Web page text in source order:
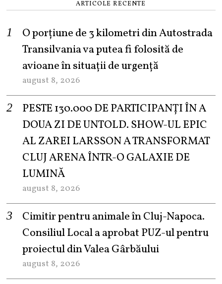
ARTICOLE RECENTE
O porțiune de 3 kilometri din Autostrada
Transilvania va putea fi folosită de
avioane în situații de urgență
august 8, 2026
PESTE 130.000 DE PARTICIPANȚI ÎN A
DOUA ZI DE UNTOLD. SHOW-UL EPIC
AL ZAREI LARSSON A TRANSFORMAT
CLUJ ARENA ÎNTR-O GALAXIE DE
LUMINĂ
august 8, 2026
Cimitir pentru animale în Cluj-Napoca.
Consiliul Local a aprobat PUZ-ul pentru
proiectul din Valea Gârbăului
august 8, 2026